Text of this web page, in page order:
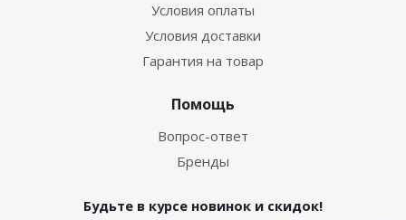
Условия оплаты
Условия доставки
Гарантия на товар
Помощь
Вопрос-ответ
Бренды
Будьте в курсе новинок и скидок!